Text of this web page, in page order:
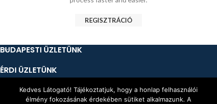
REGISZTRÁCIÓ
BUDAPESTI ÜZLETÜNK
ÉRDI ÜZLETÜNK
CÉGINFORMÁCIÓ
Kedves Látogató! Tájékoztatjuk, hogy a honlap felhasználói
élmény fokozásának érdekében sütiket alkalmazunk. A